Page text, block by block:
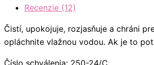
Recenzie (12)
Čistí, upokojuje, rozjasňuje a chráni
opláchnite vlažnou vodou. Ak je to
Číslo schválenia: 250-24/C